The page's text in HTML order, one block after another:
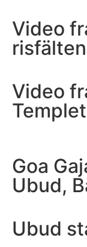
Video
Video
Goa
Ubud,
Ubud